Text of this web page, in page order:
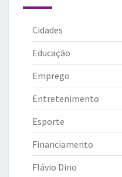
Cidades
Educação
Emprego
Entretenimento
Esporte
Financiamento
Flávio Dino